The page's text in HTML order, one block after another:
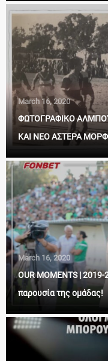
March 16, 2020
ΦΩΤΟΓΡΑΦΙΚΟ
ΚΑΙ ΝΕΟ ΑΣΤΕΡΑ
March 16, 2020
OUR MOMENTS |
παρουσία της ομάδας!